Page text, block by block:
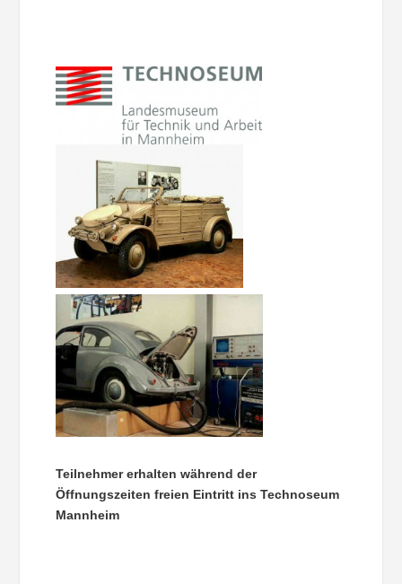
Teilnehmer erhalten während der
Öffnungszeiten freien Eintritt ins Technoseum
Mannheim